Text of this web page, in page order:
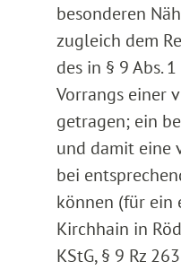
besonderen
zugleich dem
des in § 9 Abs.
Vorrangs einer
getragen; ein
und damit eine
bei
können (für ein
Kirchhain in
KStG, § 9 Rz